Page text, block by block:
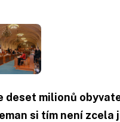
deset milionů
si tím není zcela